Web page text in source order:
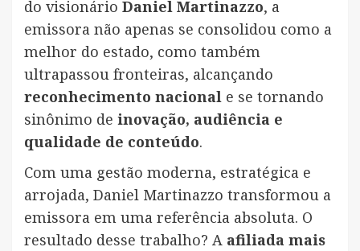
do visionário Daniel Martinazzo, a
emissora não apenas se consolidou como a
melhor do estado, como também
ultrapassou fronteiras, alcançando
reconhecimento nacional e se tornando
sinônimo de inovação, audiência e
qualidade de conteúdo.
Com uma gestão moderna, estratégica e
arrojada, Daniel Martinazzo transformou a
emissora em uma referência absoluta. O
resultado desse trabalho? A afiliada mais